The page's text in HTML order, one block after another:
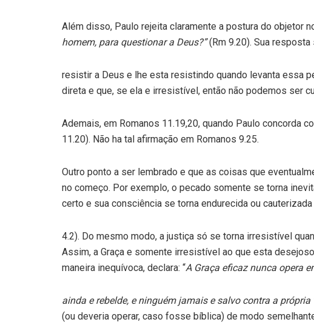
Além disso, Paulo rejeita claramente a postura do objetor
homem, para questionar a Deus?”(Rm 9.20). Sua
resistir a Deus e lhe esta resistindo quando levanta essa
direta e que, se ela e irresistível, então não podemos ser
Ademais, em Romanos 11.19,20, quando Paulo concorda
11.20). Não ha tal afirmação em Romanos 9.25.
Outro ponto a ser lembrado e que as coisas que
no começo. Por exemplo, o pecado somente se torna
certo e sua consciência se torna endurecida ou cauterizada
4.2). Do mesmo modo, a justiça só se torna irresistível
Assim, a Graça e somente irresistível ao que esta
maneira inequívoca, declara: “A Graça eficaz nunca opera
ainda e rebelde, e ninguém jamais e salvo contra a própria
(ou deveria operar, caso fosse bíblica) de modo